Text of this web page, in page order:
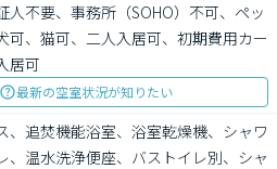
人不要、事務所（SOHO）不可、ペッ
可、猫可、二人入居可、初期費用カー
居可
最新の空室状況が知りたい
、追焚機能浴室、浴室乾燥機、シャワ
、温水洗浄便座、バストイレ別、シャ